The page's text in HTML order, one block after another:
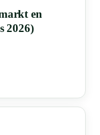
en
2026)